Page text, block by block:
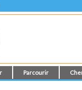
Parcourir